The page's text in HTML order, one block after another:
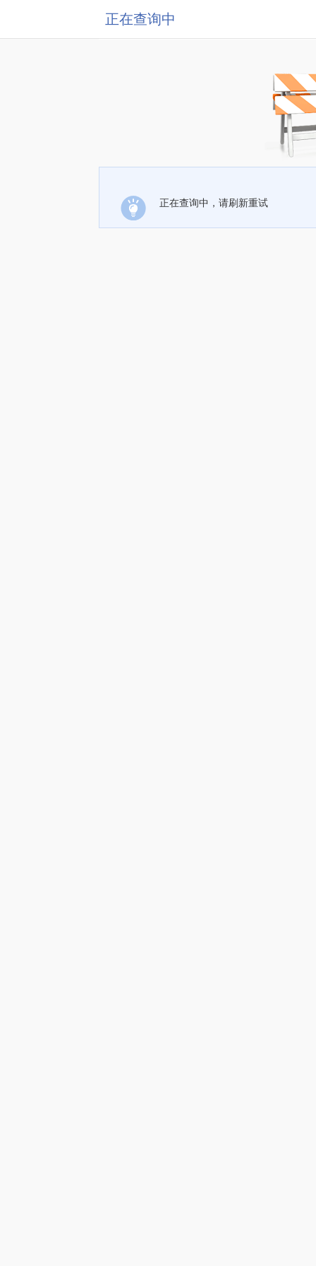
正在查询中
正在查询中，请刷新重试